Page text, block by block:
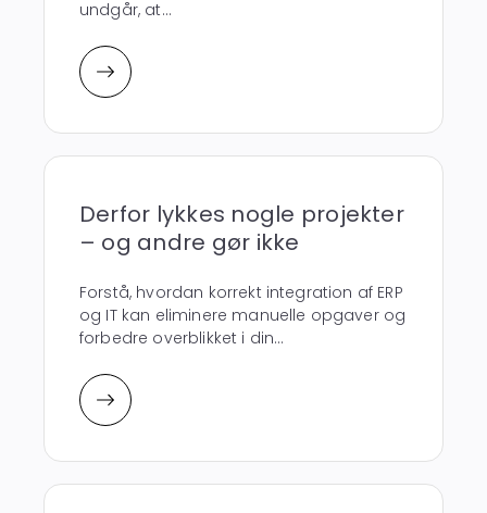
undgår, at...
Derfor lykkes nogle projekter
– og andre gør ikke
Forstå, hvordan korrekt integration af ERP
og IT kan eliminere manuelle opgaver og
forbedre overblikket i din...